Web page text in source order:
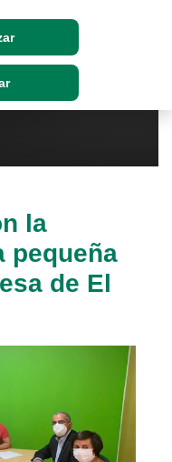
la
pequeña
de El